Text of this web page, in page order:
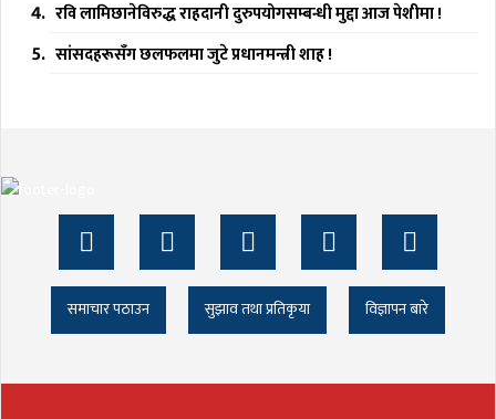
रवि लामिछानेविरुद्ध राहदानी दुरुपयोगसम्बन्धी मुद्दा आज पेशीमा !
सांसदहरूसँग छलफलमा जुटे प्रधानमन्त्री शाह !
समाचार पठाउन सुझाव तथा प्रतिकृया विज्ञापन बारे